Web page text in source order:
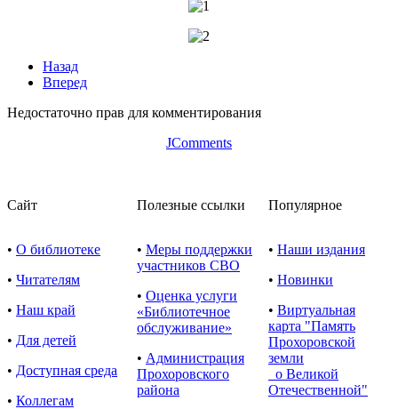
Назад
Вперед
Недостаточно прав для комментирования
JComments
Сайт Полезные ссылки Популярное
• О библиотеке
• Читателям
• Наш край
• Для детей
• Доступная среда
• Коллегам
• Меры поддержки
участников СВО
• Оценка услуги
«Библиотечное
обслуживание»
• Администрация
Прохоровского
района
• Наши издания
• Новинки
• Виртуальная
карта "Память
Прохоровской
земли
о Великой
Отечественной"